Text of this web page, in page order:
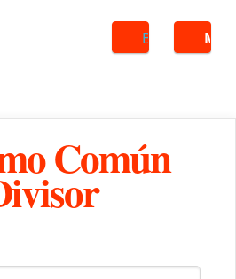
Buscar
Común